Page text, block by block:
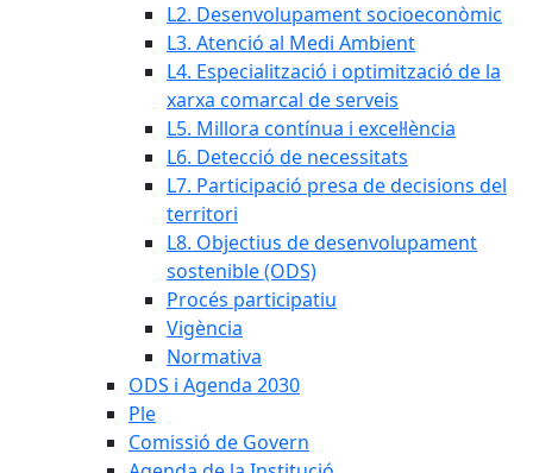
L2. Desenvolupament socioeconòmic
L3. Atenció al Medi Ambient
L4. Especialització i optimització de la
xarxa comarcal de serveis
L5. Millora contínua i excel·lència
L6. Detecció de necessitats
L7. Participació presa de decisions del
territori
L8. Objectius de desenvolupament
sostenible (ODS)
Procés participatiu
Vigència
Normativa
ODS i Agenda 2030
Ple
Comissió de Govern